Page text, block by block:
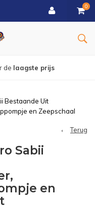
0
vanaf €150
Bestaande Uit
en Zeepschaal
Terug
Sabii
en